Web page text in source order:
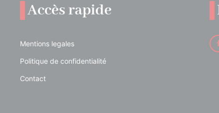
Accès rapide
Mentions legales
Politique de confidentialité
Contact